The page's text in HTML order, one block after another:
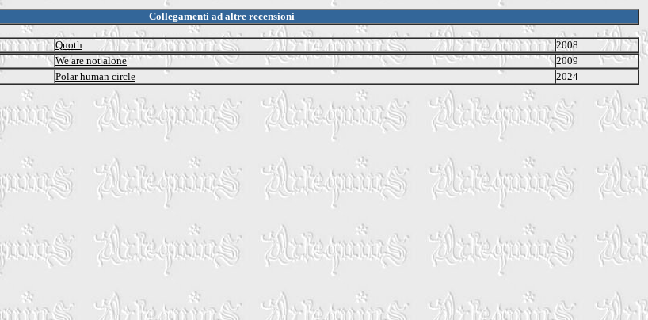
Collegamenti ad altre recensioni
Quoth
2008
We are not alone
2009
Polar human circle 2024